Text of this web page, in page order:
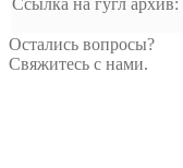
Остались вопросы?
Свяжитесь с нами.